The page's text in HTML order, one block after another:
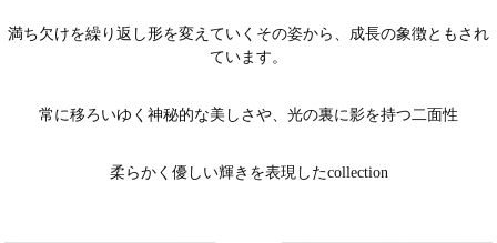
満ち欠けを繰り返し形を変えていくその姿から、成長の象徴ともされ
ています。
常に移ろいゆく神秘的な美しさや、光の裏に影を持つ二面性
柔らかく優しい輝きを表現したcollection